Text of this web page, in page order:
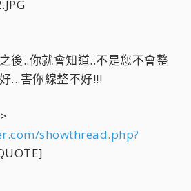
後..你就會知道..不是您不會整
...害你線整不好!!!
showthread.php?